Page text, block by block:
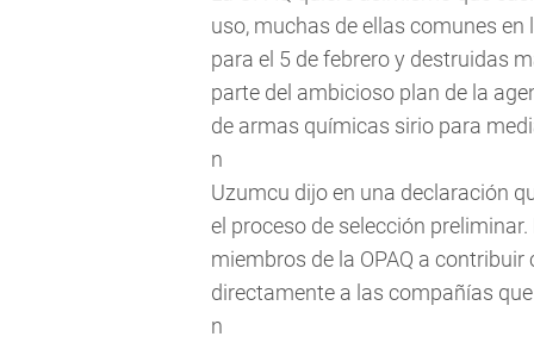
uso, muchas de ellas comunes
para el 5 de febrero y destruidas
parte del ambicioso plan de la
de armas químicas sirio para
n
Uzumcu dijo en una declaración
el proceso de selección
miembros de la OPAQ a
directamente a las compañías
n